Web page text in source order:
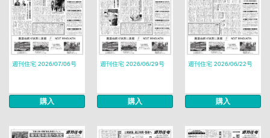
週刊住宅 2026/07/06号
購入
週刊住宅 2026/06/29号
購入
週刊住宅 2026/06/22号
購入